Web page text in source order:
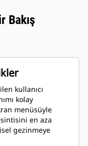
Bakış
kullanıcı
kolay
menüsüyle
en aza
gezinmeye